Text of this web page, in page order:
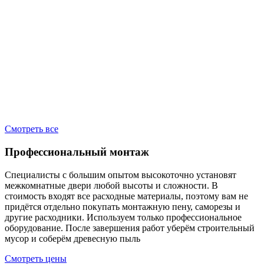
Смотреть все
Профессиональный монтаж
Специалисты с большим опытом высокоточно установят
межкомнатные двери любой высоты и сложности. В
стоимость входят все расходные материалы, поэтому вам не
придётся отдельно покупать монтажную пену, саморезы и
другие расходники. Используем только профессиональное
оборудование. После завершения работ уберём строительный
мусор и соберём древесную пыль
Смотреть цены